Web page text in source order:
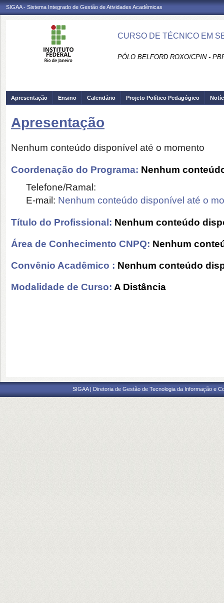
SIGAA - Sistema Integrado de Gestão de Atividades Acadêmicas
CURSO DE TÉCNICO EM
PÓLO BELFORD ROXO/CPIN -
Apresentação Ensino Calendário Projeto Político Pedagógico
Apresentação
Nenhum conteúdo disponível até o momento
Coordenação do Programa: Nenhum
Telefone/Ramal:
E-mail: Nenhum conteúdo disponível até o
Título do Profissional: Nenhum conteúdo
Área de Conhecimento CNPQ: Nenhum
Convênio Acadêmico : Nenhum conteúdo
Modalidade de Curso: A Distância
SIGAA | Diretoria de Gestão de Tecnologia da Informação e